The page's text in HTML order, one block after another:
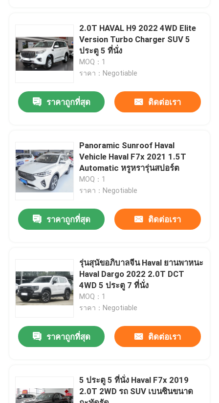
เกี่ยวกับเรา
รายชื่อผู้ติดต่อ
ผลิตภัณฑ์
รถยนต์ไฟฟ้าบีวายดี
รถยนต์ไฮบริดของโตโยต้า
รถฮาวัล
รถยนต์ฮุนได
2.0T HAVAL H9 2022 4WD Elite
Version Turbo Charger SUV 5
ประตู 5 ที่นั่ง
MOQ：1
ราคา：Negotiable
ราคาถูกที่สุด ติดต่อเรา
Panoramic Sunroof Haval
Vehicle Haval F7x 2021 1.5T
Automatic หรูหรารุ่นสปอร์ต
MOQ：1
ราคา：Negotiable
ราคาถูกที่สุด ติดต่อเรา
รุ่นสุนัขอภิบาลจีน Haval ยานพาหนะ
Haval Dargo 2022 2.0T DCT
4WD 5 ประตู 7 ที่นั่ง
MOQ：1
ราคา：Negotiable
ราคาถูกที่สุด ติดต่อเรา
5 ประตู 5 ที่นั่ง Haval F7x 2019
2.0T 2WD รถ SUV เบนซินขนาด